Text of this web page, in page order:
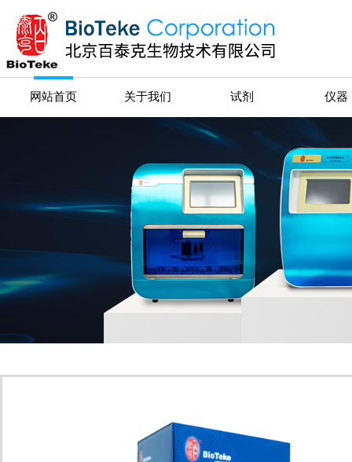
网站首页 关于我们 试剂 仪器